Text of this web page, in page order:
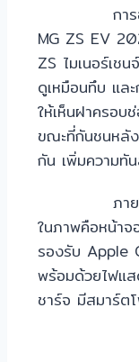
การออกแ
MG ZS EV
ZS ไมเนอร์เช
ดูเหมือนทึบ แล
ให้เห็นฝาครอบ
ขณะที่กันชนหลัง
กัน เพิ่มความทั
ภายในห้อ
ในภาพคือหน้า
รองรับ Apple
พร้อมด้วยไฟแ
ชาร์จ มีสมาร์ต